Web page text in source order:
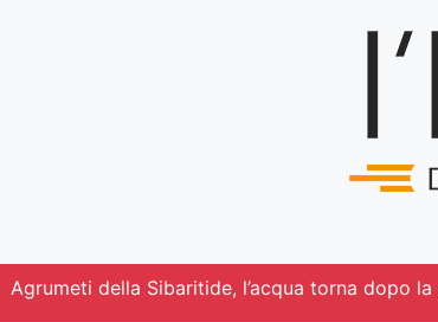
Agrumeti della Sibaritide, l’acqua torna dopo